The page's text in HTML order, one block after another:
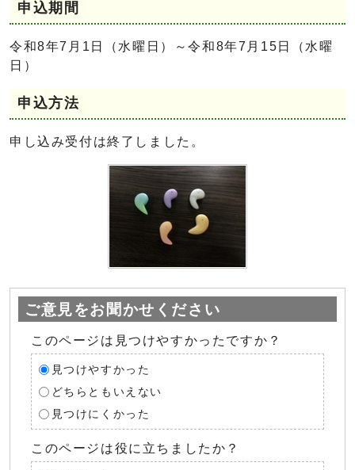
申込期間
令和8年7月1日（水曜日）～令和8年7月15日（水曜
日）
申込方法
申し込み受付は終了しました。
ご意見をお聞かせください
このページは見つけやすかったですか？
見つけやすかった
どちらともいえない
見つけにくかった
このページは役に立ちましたか？